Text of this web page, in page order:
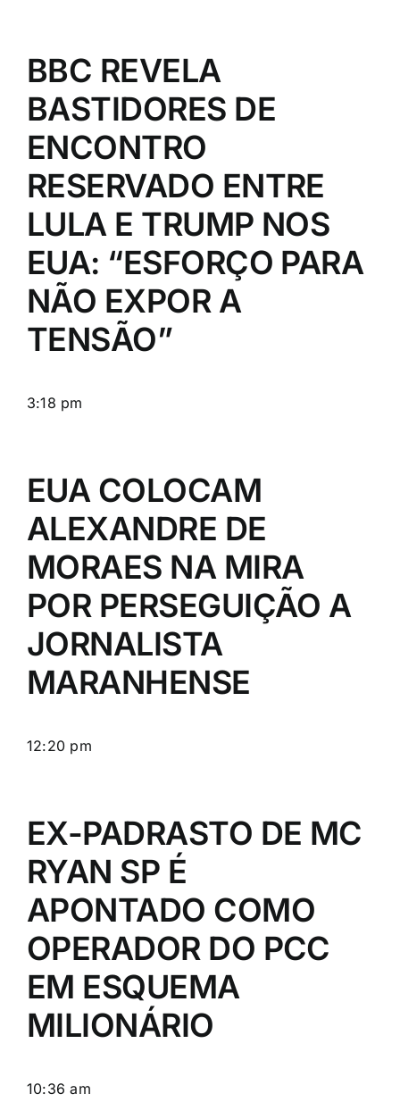
BBC REVELA
BASTIDORES DE
ENCONTRO
RESERVADO ENTRE
LULA E TRUMP NOS
EUA: “ESFORÇO PARA
NÃO EXPOR A
TENSÃO”
3:18 pm
EUA COLOCAM
ALEXANDRE DE
MORAES NA MIRA
POR PERSEGUIÇÃO A
JORNALISTA
MARANHENSE
12:20 pm
EX-PADRASTO DE MC
RYAN SP É
APONTADO COMO
OPERADOR DO PCC
EM ESQUEMA
MILIONÁRIO
10:36 am